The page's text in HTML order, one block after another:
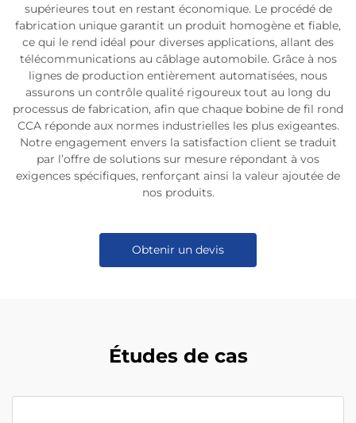
supérieures tout en restant économique. Le procédé de
fabrication unique garantit un produit homogène et fiable,
ce qui le rend idéal pour diverses applications, allant des
télécommunications au câblage automobile. Grâce à nos
lignes de production entièrement automatisées, nous
assurons un contrôle qualité rigoureux tout au long du
processus de fabrication, afin que chaque bobine de fil rond
CCA réponde aux normes industrielles les plus exigeantes.
Notre engagement envers la satisfaction client se traduit
par l’offre de solutions sur mesure répondant à vos
exigences spécifiques, renforçant ainsi la valeur ajoutée de
nos produits.
Obtenir un devis
Études de cas